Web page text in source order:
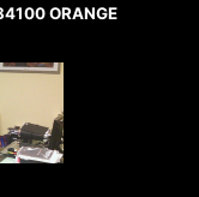
ORANGE